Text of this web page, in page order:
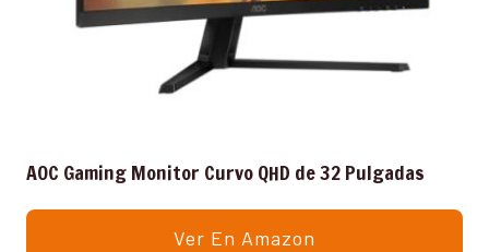
AOC Gaming Monitor Curvo QHD de 32 Pulgadas
Ver En Amazon